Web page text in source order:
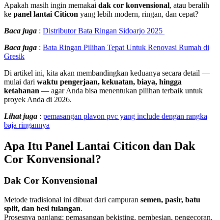
Apakah masih ingin memakai dak cor konvensional, atau beralih
ke panel lantai Citicon yang lebih modern, ringan, dan cepat?
Baca juga : Distributor Bata Ringan Sidoarjo 2025
Baca juga : Bata Ringan Pilihan Tepat Untuk Renovasi Rumah di
Gresik
Di artikel ini, kita akan membandingkan keduanya secara detail —
mulai dari waktu pengerjaan, kekuatan, biaya, hingga
ketahanan — agar Anda bisa menentukan pilihan terbaik untuk
proyek Anda di 2026.
Lihat juga : pemasangan plavon pvc yang include dengan rangka
baja ringannya
Apa Itu Panel Lantai Citicon dan Dak
Cor Konvensional?
Dak Cor Konvensional
Metode tradisional ini dibuat dari campuran semen, pasir, batu
split, dan besi tulangan.
Prosesnya panjang: pemasangan bekisting, pembesian, pengecoran,